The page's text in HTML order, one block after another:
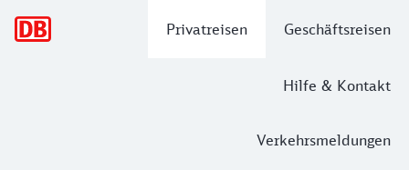
Privatreisen Geschäftsreisen
Hilfe & Kontakt
Verkehrsmeldungen